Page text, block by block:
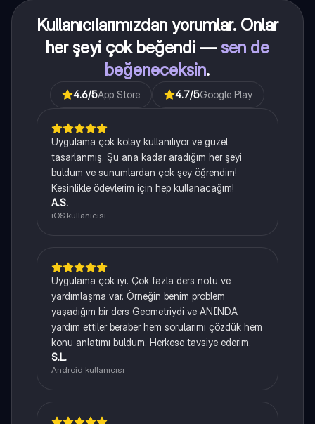
Kullanıcılarımızdan yorumlar. Onlar
her şeyi çok beğendi — sen de
beğeneceksin.
4.6/5App Store 4.7/5Google Play
Uygulama çok kolay kullanılıyor ve güzel
tasarlanmış. Şu ana kadar aradığım her şeyi
buldum ve sunumlardan çok şey öğrendim!
Kesinlikle ödevlerim için hep kullanacağım!
A.S.
iOS kullanıcısı
Uygulama çok iyi. Çok fazla ders notu ve
yardımlaşma var. Örneğin benim problem
yaşadığım bir ders Geometriydi ve ANINDA
yardım ettiler beraber hem sorularımı çözdük hem
konu anlatımı buldum. Herkese tavsiye ederim.
S.L.
Android kullanıcısı